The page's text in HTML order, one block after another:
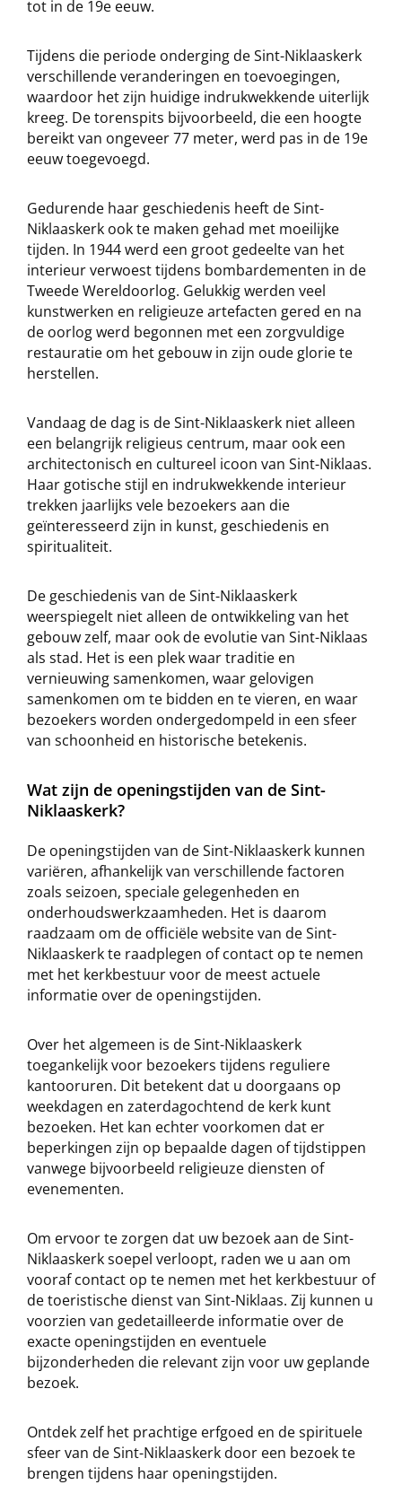
tot in de 19e eeuw.
Tijdens die periode onderging de Sint-Niklaaskerk
verschillende veranderingen en toevoegingen,
waardoor het zijn huidige indrukwekkende uiterlijk
kreeg. De torenspits bijvoorbeeld, die een hoogte
bereikt van ongeveer 77 meter, werd pas in de 19e
eeuw toegevoegd.
Gedurende haar geschiedenis heeft de Sint-
Niklaaskerk ook te maken gehad met moeilijke
tijden. In 1944 werd een groot gedeelte van het
interieur verwoest tijdens bombardementen in de
Tweede Wereldoorlog. Gelukkig werden veel
kunstwerken en religieuze artefacten gered en na
de oorlog werd begonnen met een zorgvuldige
restauratie om het gebouw in zijn oude glorie te
herstellen.
Vandaag de dag is de Sint-Niklaaskerk niet alleen
een belangrijk religieus centrum, maar ook een
architectonisch en cultureel icoon van Sint-Niklaas.
Haar gotische stijl en indrukwekkende interieur
trekken jaarlijks vele bezoekers aan die
geïnteresseerd zijn in kunst, geschiedenis en
spiritualiteit.
De geschiedenis van de Sint-Niklaaskerk
weerspiegelt niet alleen de ontwikkeling van het
gebouw zelf, maar ook de evolutie van Sint-Niklaas
als stad. Het is een plek waar traditie en
vernieuwing samenkomen, waar gelovigen
samenkomen om te bidden en te vieren, en waar
bezoekers worden ondergedompeld in een sfeer
van schoonheid en historische betekenis.
Wat zijn de openingstijden van de Sint-
Niklaaskerk?
De openingstijden van de Sint-Niklaaskerk kunnen
variëren, afhankelijk van verschillende factoren
zoals seizoen, speciale gelegenheden en
onderhoudswerkzaamheden. Het is daarom
raadzaam om de officiële website van de Sint-
Niklaaskerk te raadplegen of contact op te nemen
met het kerkbestuur voor de meest actuele
informatie over de openingstijden.
Over het algemeen is de Sint-Niklaaskerk
toegankelijk voor bezoekers tijdens reguliere
kantooruren. Dit betekent dat u doorgaans op
weekdagen en zaterdagochtend de kerk kunt
bezoeken. Het kan echter voorkomen dat er
beperkingen zijn op bepaalde dagen of tijdstippen
vanwege bijvoorbeeld religieuze diensten of
evenementen.
Om ervoor te zorgen dat uw bezoek aan de Sint-
Niklaaskerk soepel verloopt, raden we u aan om
vooraf contact op te nemen met het kerkbestuur of
de toeristische dienst van Sint-Niklaas. Zij kunnen u
voorzien van gedetailleerde informatie over de
exacte openingstijden en eventuele
bijzonderheden die relevant zijn voor uw geplande
bezoek.
Ontdek zelf het prachtige erfgoed en de spirituele
sfeer van de Sint-Niklaaskerk door een bezoek te
brengen tijdens haar openingstijden.